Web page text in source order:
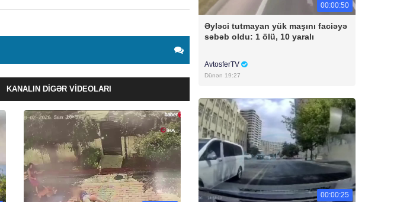
KANALIN DIGƏR VIDEOLARI
00:00:50
Əyləci tutmayan yük maşını faciəyə
səbəb oldu: 1 ölü, 10 yaralı
AvtosferTV
Dünən 19:27
00:00:25